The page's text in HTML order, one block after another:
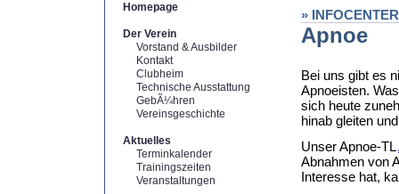
Homepage
Der Verein
Vorstand & Ausbilder
Kontakt
Clubheim
Technische Ausstattung
GebÃ¼hren
Vereinsgeschichte
Aktuelles
Terminkalender
Trainingszeiten
Veranstaltungen
» INFOCENTER
Apnoe
Bei uns gibt es
Apnoeisten.
sich heute
hinab gleiten
Unser Apnoe-TL
Abnahmen von
Interesse hat,